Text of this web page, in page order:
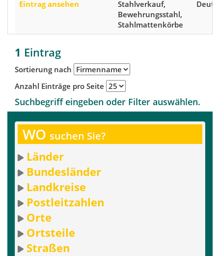
Eintrag ansehen
Stahlverkauf,
Bewehrungsstahl,
Stahlmattenkörbe
1 Eintrag
Sortierung nach
Anzahl Einträge pro Seite
Suchbegriff eingeben oder Filter auswählen.
WO suchen Sie?
Länder
Bundesländer
Landkreise
Postleitzahlen
Orte
Ortsteile
Straßen